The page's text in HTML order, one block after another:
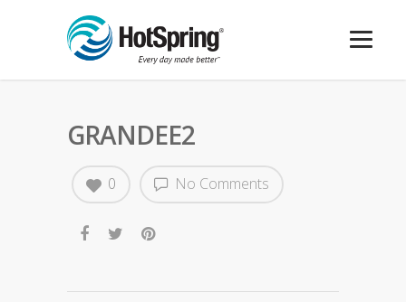
GRANDEE2
No Comments
0